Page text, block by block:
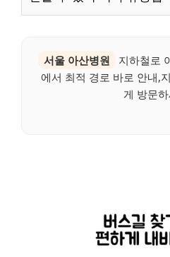
서울 아산병원
지하철로
에서 최적 경로 바로 안내,
게 방문